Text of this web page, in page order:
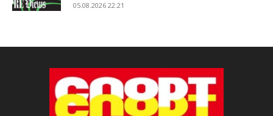
05.08.2026 22:21